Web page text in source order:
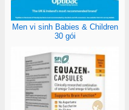
Men vi sinh Babies & Children
30 gói